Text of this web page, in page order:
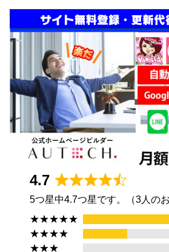
4.7
R
a
t
e
d
5つ星中4.7つ星です。（3人の
★★★★★
★★★★
★★★